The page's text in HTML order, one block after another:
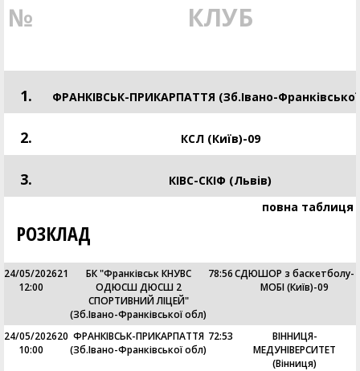
№ КЛУБ
1. ФРАНКІВСЬК-ПРИКАРПАТТЯ (Зб.Івано-
2. КСЛ (Київ)-09
3.
КIВС-СКІФ (Львів)
повна таблиця
РОЗКЛАД
24/05/2026
12:00
21
БК "Франківськ КНУВС
ОДЮСШ ДЮСШ 2
СПОРТИВНИЙ ЛІЦЕЙ"
(Зб.Івано-Франківської обл)
78:56СДЮШОР з баскетболу-
МОБІ (Київ)-09
24/05/2026
10:00
20 ФРАНКІВСЬК-ПРИКАРПАТТЯ
(Зб.Івано-Франківської обл)
72:53
ВІННИЦЯ-
МЕДУНІВЕРСИТЕТ
(Вінниця)